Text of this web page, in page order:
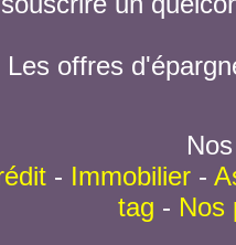
Les offres
- Immobilier-
tag - Nos